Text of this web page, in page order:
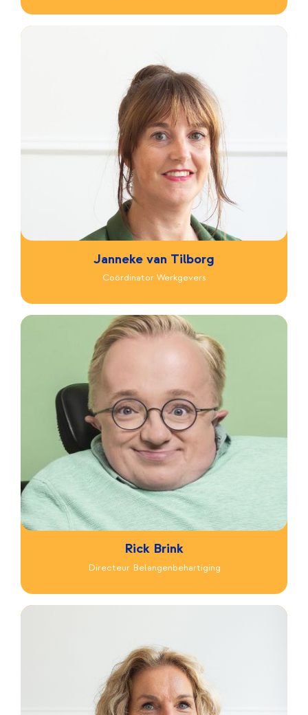
Janneke van Tilborg
Coördinator Werkgevers
Rick Brink
Directeur Belangenbehartiging